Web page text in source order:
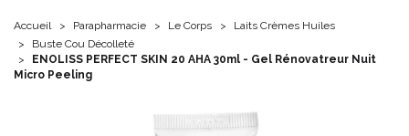
Accueil Parapharmacie Le Corps
Laits Crèmes Huiles
Buste Cou Décolleté
ENOLISS PERFECT SKIN 20 AHA 30ml - Gel Rénovatreur Nuit
Micro Peeling